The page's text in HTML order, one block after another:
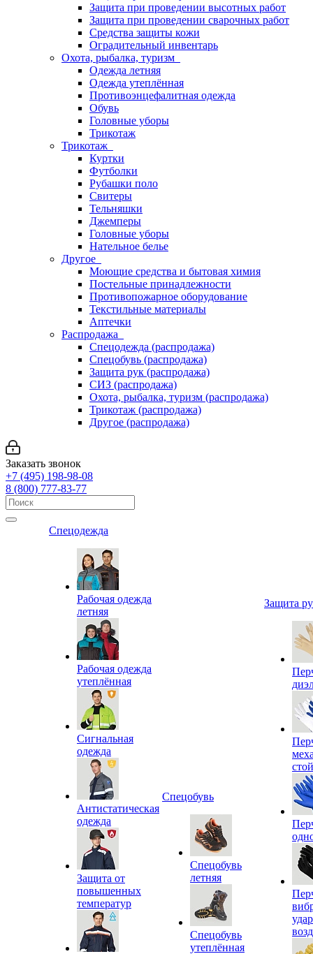
Защита при проведении высотных работ
Защита при проведении сварочных работ
Средства защиты кожи
Оградительный инвентарь
Охота, рыбалка, туризм
Одежда летняя
Одежда утеплённая
Противоэнцефалитная одежда
Обувь
Головные уборы
Трикотаж
Трикотаж
Куртки
Футболки
Рубашки поло
Свитеры
Тельняшки
Джемперы
Головные уборы
Нательное белье
Другое
Моющие средства и бытовая химия
Постельные принадлежности
Противопожарное оборудование
Текстильные материалы
Аптечки
Распродажа
Спецодежда (распродажа)
Спецобувь (распродажа)
Защита рук (распродажа)
СИЗ (распродажа)
Охота, рыбалка, туризм (распродажа)
Трикотаж (распродажа)
Другое (распродажа)
Заказать звонок
+7 (495) 198-98-08
8 (800) 777-83-77
Спецодежда
Рабочая одежда
летняя
Рабочая одежда
утеплённая
Сигнальная
одежда
Антистатическая
одежда
Защита от
повышенных
температур
Спецобувь
Спецобувь
летняя
Спецобувь
утеплённая
Защита